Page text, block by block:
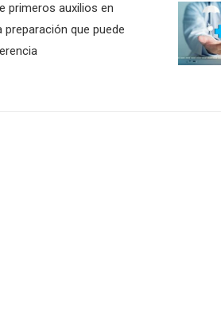
primeros auxilios en
preparación que puede